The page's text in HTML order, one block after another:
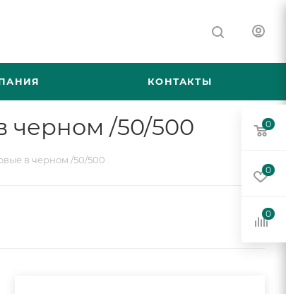
КОНТАКТЫ
черном /50/500
в черном /50/500
0
0
0